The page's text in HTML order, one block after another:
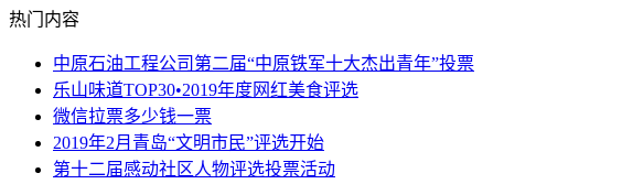
热门内容
中原石油工程公司第二届“中原铁军十大杰出青年”投票
乐山味道TOP30•2019年度网红美食评选
微信拉票多少钱一票
2019年2月青岛“文明市民”评选开始
第十二届感动社区人物评选投票活动